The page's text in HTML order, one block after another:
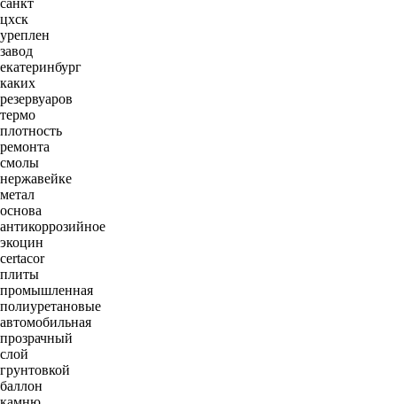
санкт
цхск
уреплен
завод
екатеринбург
каких
резервуаров
термо
плотность
ремонта
смолы
нержавейке
метал
основа
антикоррозийное
экоцин
certacor
плиты
промышленная
полиуретановые
автомобильная
прозрачный
слой
грунтовкой
баллон